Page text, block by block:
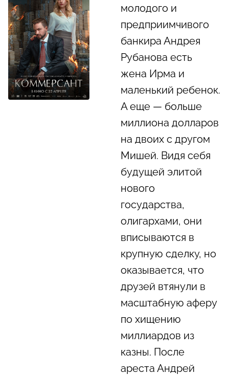
молодого и
предприимчивого
банкира Андрея
Рубанова есть
жена Ирма и
маленький ребенок.
А еще — больше
миллиона долларов
на двоих с другом
Мишей. Видя себя
будущей элитой
нового
государства,
олигархами, они
вписываются в
крупную сделку, но
оказывается, что
друзей втянули в
масштабную аферу
по хищению
миллиардов из
казны. После
ареста Андрей